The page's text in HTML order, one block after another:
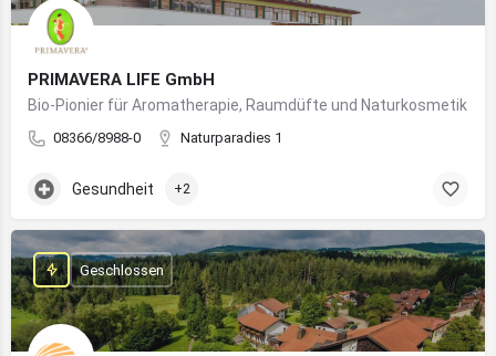
PRIMAVERA LIFE GmbH
Bio-Pionier für Aromatherapie, Raumdüfte und Naturkosmetik
08366/8988-0 Naturparadies 1
Gesundheit +2
Geschlossen